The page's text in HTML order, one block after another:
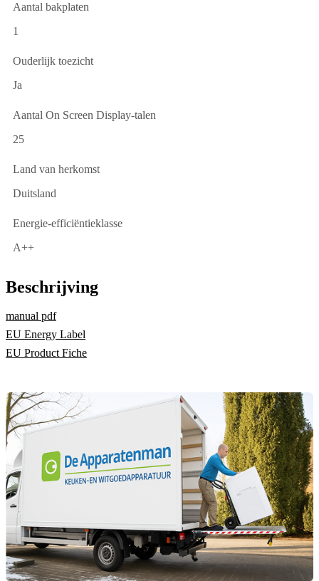
Aantal bakplaten
1
Ouderlijk toezicht
Ja
Aantal On Screen Display-talen
25
Land van herkomst
Duitsland
Energie-efficiëntieklasse
A++
Beschrijving
manual pdf
EU Energy Label
EU Product Fiche